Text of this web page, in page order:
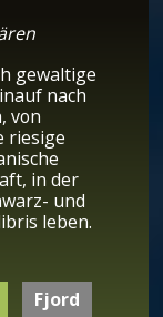
gewaltige
nach
von
riesige
in der
und
leben.
Fjord